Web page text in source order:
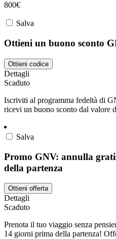
800€
Salva
Ottieni un buono sconto
Ottieni codice
Dettagli
Scaduto
Iscriviti al programma fedeltà di
ricevi un buono sconto dal valore
Salva
Promo GNV: annulla
della partenza
Ottieni offerta
Dettagli
Scaduto
Prenota il tuo viaggio senza
14 giorni prima della partenza!